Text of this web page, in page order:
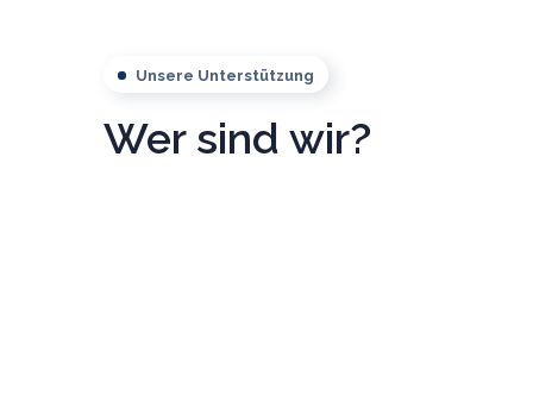
Unsere Unterstützung
Wer sind wir?